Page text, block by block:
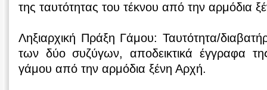
της ταυτότητας του τέκνου από την αρμόδια
Ληξιαρχική Πράξη Γάμου: Ταυτότητα/
των δύο συζύγων, αποδεικτικά έγγραφα
γάμου από την αρμόδια ξένη Αρχή.